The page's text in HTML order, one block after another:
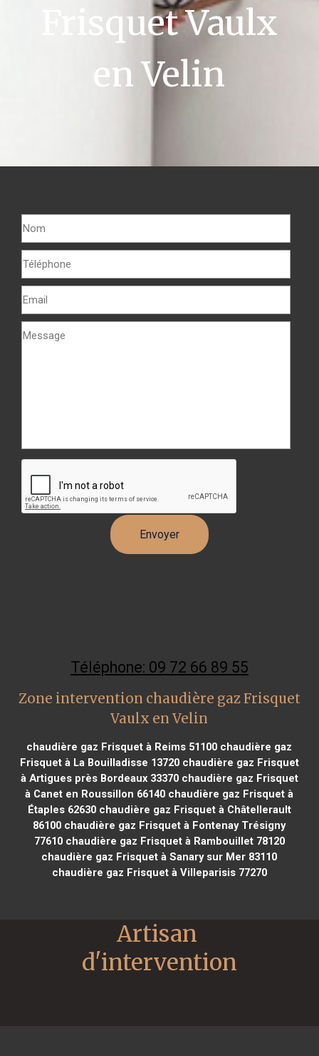
Frisquet Vaulx
en Velin
Téléphone: 09 72 66 89 55
Zone intervention chaudière gaz Frisquet
Vaulx en Velin
chaudière gaz Frisquet à Reims 51100 chaudière gaz
Frisquet à La Bouilladisse 13720chaudière gaz Frisquet
à Artigues près Bordeaux 33370chaudière gaz Frisquet
à Canet en Roussillon 66140 chaudière gaz Frisquet à
Étaples 62630chaudière gaz Frisquet à Châtellerault
86100 chaudière gaz Frisquet à Fontenay Trésigny
77610chaudière gaz Frisquet à Rambouillet 78120
chaudière gaz Frisquet à Sanary sur Mer 83110
chaudière gaz Frisquet à Villeparisis 77270
Artisan
d'intervention